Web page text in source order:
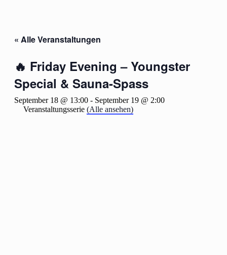
« Alle Veranstaltungen
🔥 Friday Evening – Youngster
Special & Sauna-Spass
September 18 @ 13:00 - September 19 @ 2:00
Veranstaltungsserie (Alle ansehen)